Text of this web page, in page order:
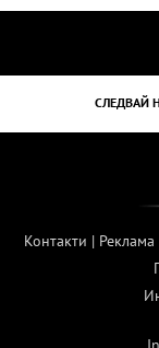
СЛЕДВАЙ
Контакти | Реклама